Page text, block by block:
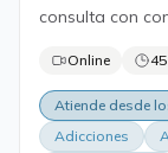
consulta con
Online
Atiende desde
Adicciones